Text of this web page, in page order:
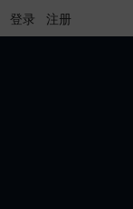
登录 注册